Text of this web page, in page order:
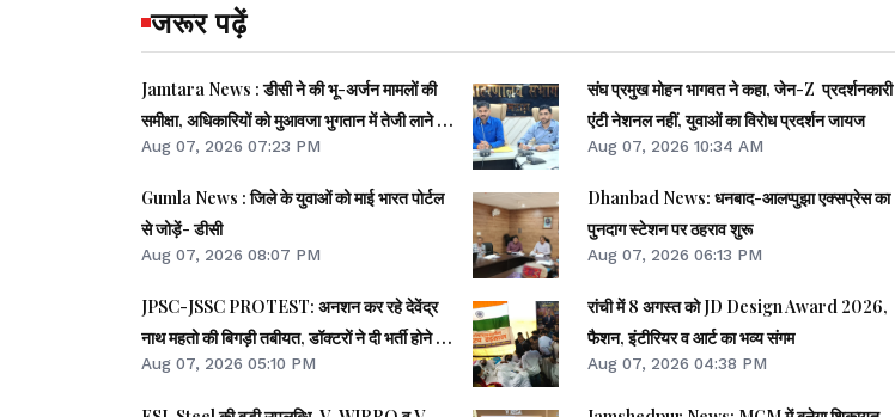
जरूर पढ़ें
Jamtara News : डीसी ने की भू-अर्जन मामलों की
समीक्षा, अधिकारियों को मुआवजा भुगतान में तेजी लाने का
निर्देश
Aug 07, 2026 07:23 PM
Gumla News : जिले के युवाओं को माई भारत पोर्टल
से जोड़ें- डीसी
Aug 07, 2026 08:07 PM
JPSC-JSSC PROTEST: अनशन कर रहे देवेंद्र
नाथ महतो की बिगड़ी तबीयत, डॉक्टरों ने दी भर्ती होने की
सलाह
Aug 07, 2026 05:10 PM
संघ प्रमुख मोहन भागवत ने कहा, जेन-Z प्रदर्शनकारी
एंटी नेशनल नहीं, युवाओं का विरोध प्रदर्शन जायज
Aug 07, 2026 10:34 AM
Dhanbad News: धनबाद-आलप्पुझा एक्सप्रेस का
पुनदाग स्टेशन पर ठहराव शुरू
Aug 07, 2026 06:13 PM
रांची में 8 अगस्त को JD Design Award 2026,
फैशन, इंटीरियर व आर्ट का भव्य संगम
Aug 07, 2026 04:38 PM